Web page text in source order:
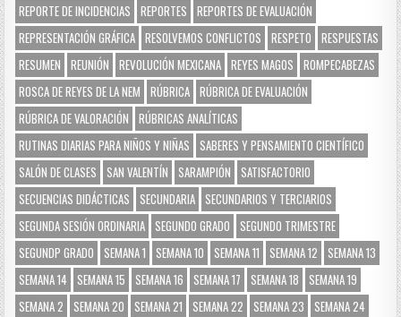
REPORTE DE INCIDENCIAS
REPORTES
REPORTES DE EVALUACIÓN
REPRESENTACIÓN GRÁFICA RESOLVEMOS CONFLICTOS RESPETO
RESPUESTAS
RESUMEN
REUNIÓN REVOLUCIÓN MEXICANA REYES MAGOS
ROMPECABEZAS
ROSCA DE REYES DE LA NEM
RÚBRICA RÚBRICA DE EVALUACIÓN
RÚBRICA DE VALORACIÓN
RÚBRICAS ANALÍTICAS
RUTINAS DIARIAS PARA NIÑOS Y NIÑAS
SABERES Y PENSAMIENTO CIENTÍFICO
SALÓN DE CLASES
SAN VALENTÍN SARAMPIÓN
SATISFACTORIO
SECUENCIAS DIDÁCTICAS
SECUNDARIA SECUNDARIOS Y TERCIARIOS
SEGUNDA SESIÓN ORDINARIA SEGUNDO GRADO
SEGUNDO TRIMESTRE
SEGUNDP GRADO
SEMANA 1 SEMANA 10 SEMANA 11 SEMANA 12
SEMANA 13
SEMANA 14
SEMANA 15 SEMANA 16 SEMANA 17 SEMANA 18
SEMANA 19
SEMANA 2
SEMANA 20 SEMANA 21 SEMANA 22 SEMANA 23
SEMANA 24